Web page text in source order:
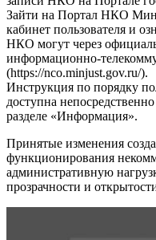
Зайти на Портал НКО
кабинет пользователя и
НКО могут через
информационно-
(https://nco.minjust.gov.ru/).
Инструкция по порядку
доступна
разделе «Информация».
Принятые изменения
функционирования
административную
прозрачности и